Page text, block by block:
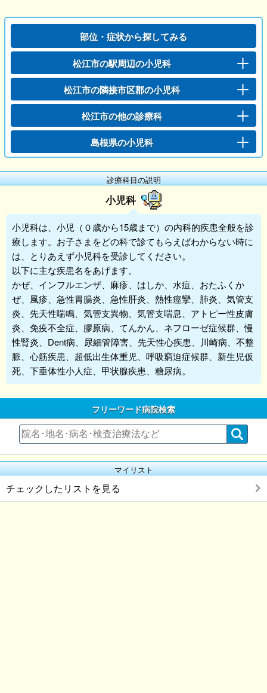
部位・症状から探してみる
松江市の駅周辺の小児科
松江市の隣接市区郡の小児科
松江市の他の診療科
島根県の小児科
診療科目の説明
小児科
小児科は、小児（０歳から15歳まで）の内科的疾患全般を診
療します。お子さまをどの科で診てもらえばわからない時に
は、とりあえず小児科を受診してください。
以下に主な疾患名をあげます。
かぜ、インフルエンザ、麻疹、はしか、水痘、おたふくか
ぜ、風疹、急性胃腸炎、急性肝炎、熱性痙攣、肺炎、気管支
炎、先天性喘鳴、気管支異物、気管支喘息、アトピー性皮膚
炎、免疫不全症、膠原病、てんかん、ネフローゼ症候群、慢
性腎炎、Dent病、尿細管障害、先天性心疾患、川崎病、不整
脈、心筋疾患、超低出生体重児、呼吸窮迫症候群、新生児仮
死、下垂体性小人症、甲状腺疾患、糖尿病。
フリーワード病院検索
マイリスト
チェックしたリストを見る